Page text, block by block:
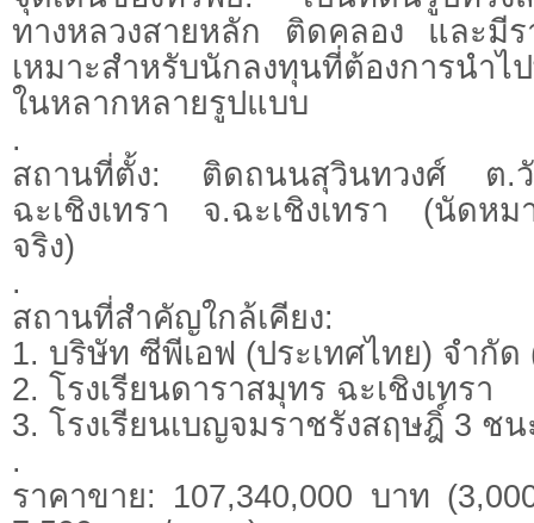
ทางหลวงสายหลัก ติดคลอง และมีร
เหมาะสำหรับนักลงทุนที่ต้องการนำไ
ในหลากหลายรูปแบบ
.
สถานที่ตั้ง: ติดถนนสุวินทวงศ์ ต.วั
ฉะเชิงเทรา จ.ฉะเชิงเทรา (นัดหม
จริง)
.
สถานที่สำคัญใกล้เคียง:
1. บริษัท ซีพีเอฟ (ประเทศไทย) จำกั
2. โรงเรียนดาราสมุทร ฉะเชิงเทรา
3. โรงเรียนเบญจมราชรังสฤษฎิ์ 3 ช
.
ราคาขาย: 107,340,000 บาท